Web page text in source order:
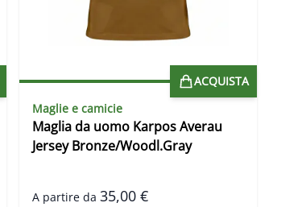
ACQUISTA
Maglie e camicie
Maglia da uomo Karpos Averau
Jersey Bronze/Woodl.Gray
A partire da 35,00 €